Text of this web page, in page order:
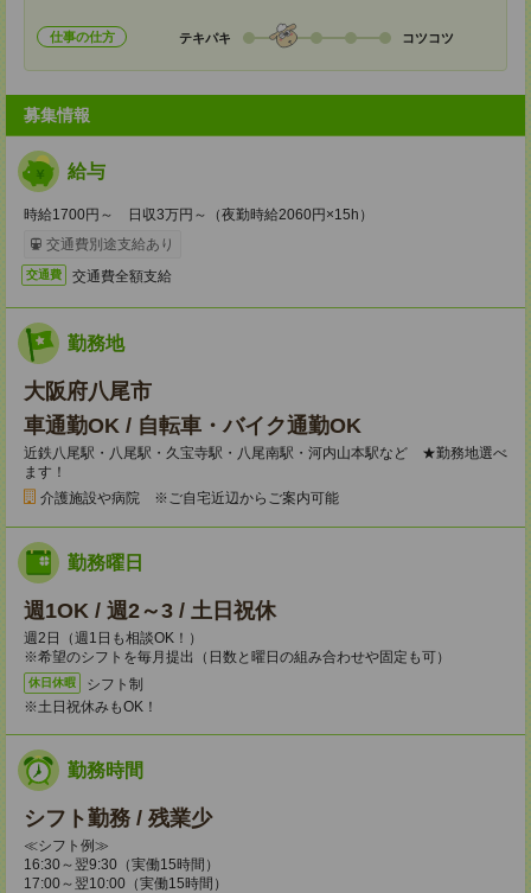
仕事の仕方 テキパキ コツコツ
募集情報
給与
時給1700円～ 日収3万円～（夜勤時給2060円×15h）
交通費別途支給あり
交通費 交通費全額支給
勤務地
大阪府八尾市
車通勤OK / 自転車・バイク通勤OK
近鉄八尾駅・八尾駅・久宝寺駅・八尾南駅・河内山本駅など ★勤務地選べ
ます！
介護施設や病院 ※ご自宅近辺からご案内可能
勤務曜日
週1OK / 週2～3 / 土日祝休
週2日（週1日も相談OK！）
※希望のシフトを毎月提出（日数と曜日の組み合わせや固定も可）
休日休暇
シフト制
※土日祝休みもOK！
勤務時間
シフト勤務 / 残業少
≪シフト例≫
16:30～翌9:30（実働15時間）
17:00～翌10:00（実働15時間）